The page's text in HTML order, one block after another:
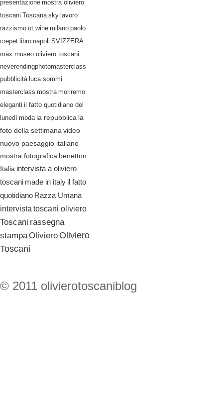
presentazione mostra oliviero
toscani
Toscana sky lavoro
razzismo ot wine milano paolo
crepet libro napoli SVIZZERA
max museo oliviero toscani
neverendingphotomasterclass
pubblicità luca sommi
masterclass mostra moriremo
eleganti il fatto quotidiano del
lunedì moda la repubblica la
foto della settimana video
nuovo paesaggio italiano
mostra fotografica benetton
Italia intervista a oliviero
toscani made in italy il fatto
quotidiano Razza Umana
intervista toscani oliviero
Toscani rassegna
stampaOliviero Oliviero
Toscani
© 2011 olivierotoscaniblog